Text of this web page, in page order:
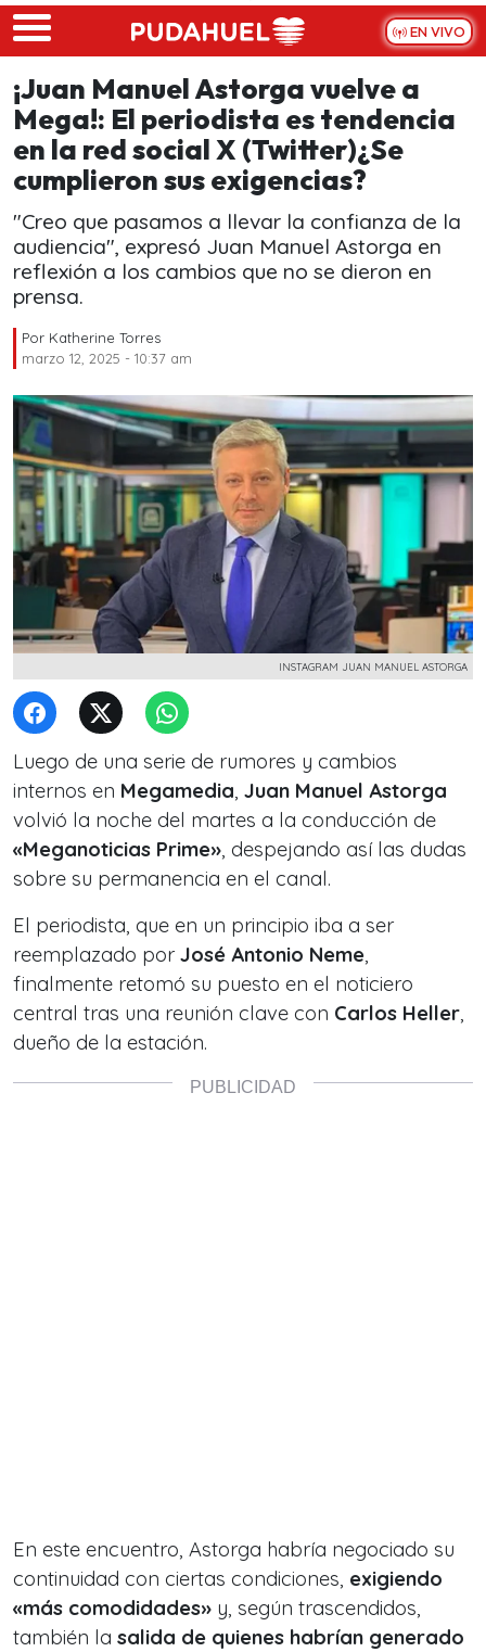
Skip to main content
EN VIVO
¡Juan Manuel Astorga vuelve a
Mega!: El periodista es tendencia
en la red social X (Twitter)¿Se
cumplieron sus exigencias?
"Creo que pasamos a llevar la confianza de la
audiencia", expresó Juan Manuel Astorga en
reflexión a los cambios que no se dieron en
prensa.
Por Katherine Torres
marzo 12, 2025 - 10:37 am
INSTAGRAM JUAN MANUEL ASTORGA
Luego de una serie de rumores y cambios
internos en Megamedia, Juan Manuel Astorga
volvió la noche del martes a la conducción de
«Meganoticias Prime», despejando así las dudas
sobre su permanencia en el canal.
El periodista, que en un principio iba a ser
reemplazado por José Antonio Neme,
finalmente retomó su puesto en el noticiero
central tras una reunión clave con Carlos Heller,
dueño de la estación.
En este encuentro, Astorga habría negociado su
continuidad con ciertas condiciones, exigiendo
«más comodidades» y, según trascendidos,
también la salida de quienes habrían generado